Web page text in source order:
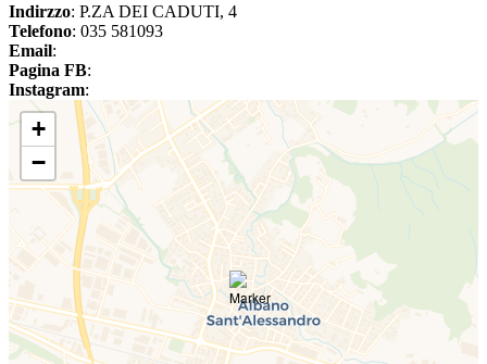
Indirzzo: P.ZA DEI CADUTI, 4
Telefono: 035 581093
Email:
Pagina FB:
Instagram:
+
−